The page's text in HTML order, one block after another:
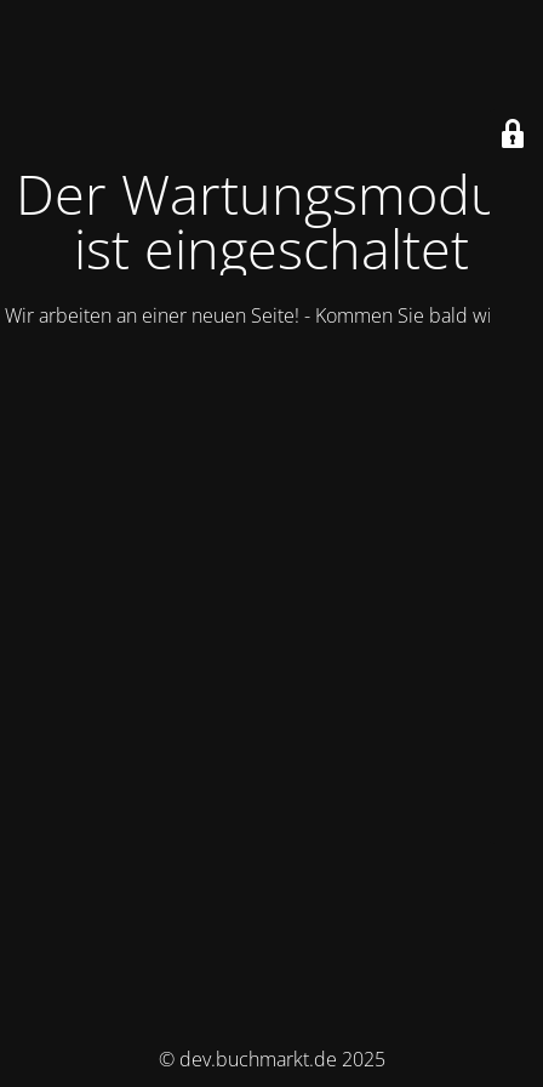
Der Wartungsmodus
ist eingeschaltet
Wir arbeiten an einer neuen Seite! - Kommen Sie bald wieder.
© dev.buchmarkt.de 2025